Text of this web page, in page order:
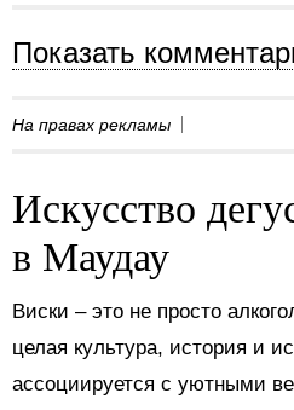
Показать
На правах рекламы
Искусство
в Маудау
Виски – это не просто
целая культура, история и
ассоциируется с уютными